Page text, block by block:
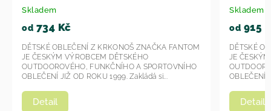
KRKONOŠ ZNAČKA FANTOM
DĚTSKÉHO
A SPORTOVNÍHO
1999. Zakládá si...
DĚTSKÉ OBLEČENÍ Z KRKONOŠ
JE ČESKÝM VÝROBCEM DĚTSKÉHO
OUTDOOROVÉHO, FUNKČNÍHO A
OBLEČENÍ JIŽ OD ROKU 1999.